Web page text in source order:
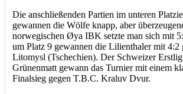
Die anschließenden Partien im unteren
gewannen die Wölfe knapp, aber
norwegischen Øya IBK setzte man sich mit
um Platz 9 gewannen die Lilienthaler mit 4:2
Litomysl (Tschechien). Der Schweizer
Grünenmatt gewann das Turnier mit einem
Finalsieg gegen T.B.C. Kraluv Dvur.